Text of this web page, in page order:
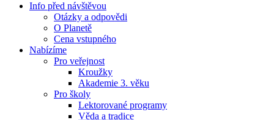
Info před návštěvou
Otázky a odpovědi
O Planetě
Cena vstupného
Nabízíme
Pro veřejnost
Kroužky
Akademie 3. věku
Pro školy
Lektorované programy
Věda a tradice